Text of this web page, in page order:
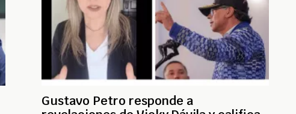
Gustavo Petro responde a